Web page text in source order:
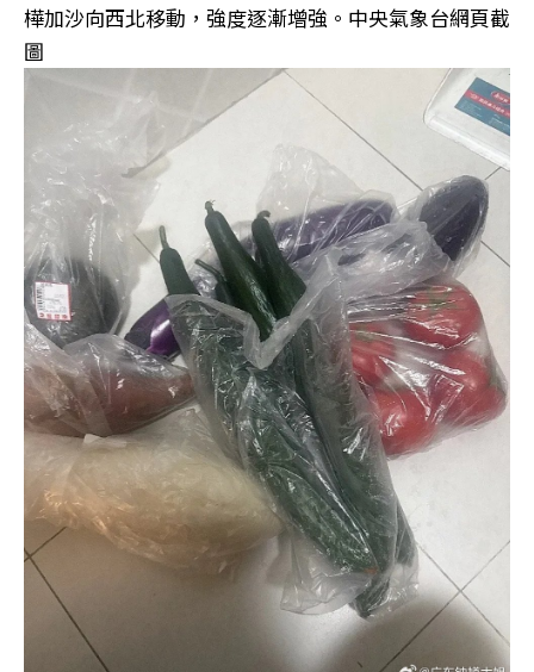
樺加沙向西北移動，強度逐漸增強。中央氣象台網頁截
圖